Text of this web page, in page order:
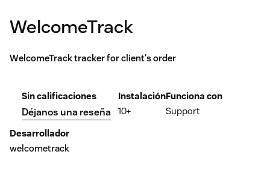
WelcomeTrack
WelcomeTrack tracker for client's order
Sin calificaciones
Déjanos una reseña
Instalación
10+
Funciona con
Support
Desarrollador
welcometrack